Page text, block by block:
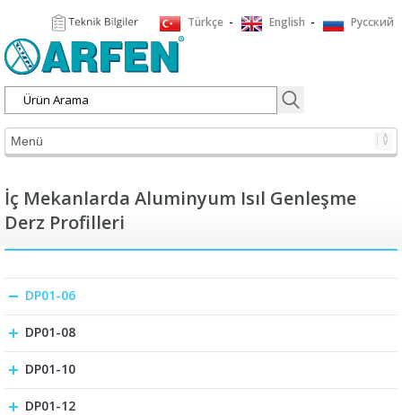
Türkçe - English - Русский
İç Mekanlarda Aluminyum Isıl Genleşme
Derz Profilleri
DP01-06
DP01-08
DP01-10
DP01-12